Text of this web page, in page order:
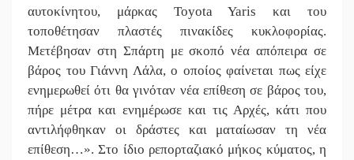
αυτοκίνητου, μάρκας Toyota Yaris και του
τοποθέτησαν πλαστές πινακίδες κυκλοφορίας.
Μετέβησαν στη Σπάρτη με σκοπό νέα απόπειρα σε
βάρος του Γιάννη Λάλα, ο οποίος φαίνεται πως είχε
ενημερωθεί ότι θα γινόταν νέα επίθεση σε βάρος του,
πήρε μέτρα και ενημέρωσε και τις Αρχές, κάτι που
αντιλήφθηκαν οι δράστες και ματαίωσαν τη νέα
επίθεση…». Στο ίδιο ρεπορταζιακό μήκος κύματος, η